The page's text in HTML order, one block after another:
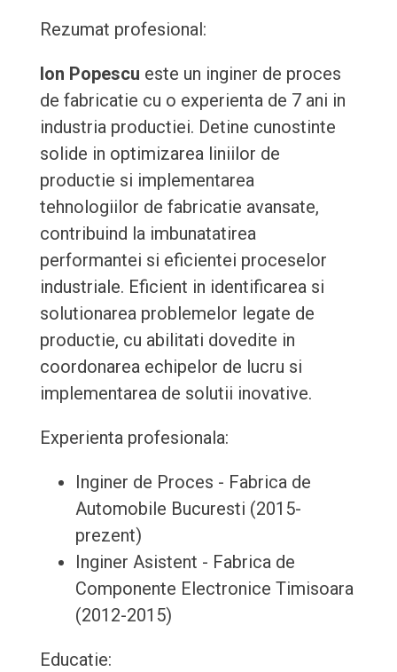
Rezumat profesional:
Ion Popescu este un inginer de proces
de fabricatie cu o experienta de 7 ani in
industria productiei. Detine cunostinte
solide in optimizarea liniilor de
productie si implementarea
tehnologiilor de fabricatie avansate,
contribuind la imbunatatirea
performantei si eficientei proceselor
industriale. Eficient in identificarea si
solutionarea problemelor legate de
productie, cu abilitati dovedite in
coordonarea echipelor de lucru si
implementarea de solutii inovative.
Experienta profesionala:
Inginer de Proces - Fabrica de
Automobile Bucuresti (2015-
prezent)
Inginer Asistent - Fabrica de
Componente Electronice Timisoara
(2012-2015)
Educatie: